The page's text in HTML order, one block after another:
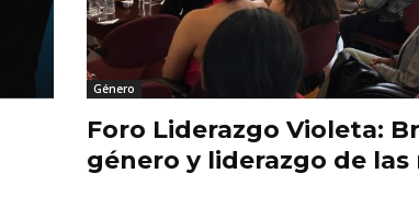
Género
Foro Liderazgo Violeta:
género y liderazgo de las